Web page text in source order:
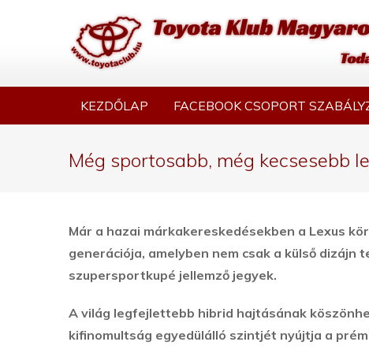
KEZDŐLAP FACEBOOK CSOPORT
Még sportosabb, még kecsesebb
Már a hazai márkakereskedésekben a Lexus
generációja, amelyben nem csak a külső
szupersportkupé jellemző jegyek.
A világ legfejlettebb hibrid hajtásának
kifinomultság egyedülálló szintjét nyújtja a